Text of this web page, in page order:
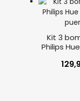
Kit 3
Philips Hue